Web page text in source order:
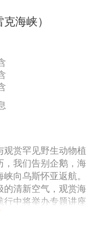
尖凸企鹅的聚集地
难所，纳克港(Neko
山环抱的安沃尔湾
的冰川成为它天然
豹。据鸟类学家长
有企鹅近1.2亿
，占南极海鸟总数
本不怕人，有时还
常导致浮冰搁浅，
布亚企鹅聚集的库佛
经62度37分），四
库佛维岛是一个黑色
岛北部和阿克
道中，在海水冲刷
石。
分地点或者其他可
）
城站所在乔治王岛
仅风光旖旎，是海
的集聚地，同时也
密集之地，智利、
拉圭等国的考察站
来南极观光的一道
罗伯特岛的中间，
地，在岛上可以看到
巴桔红色、眼眉上方
海峡）
观赏罕见野生动物植
，我们告别企鹅，海
向乌斯怀亚返航。
的清新空气，观赏海
行中将举办专题讲座
极的美好时光。抓紧